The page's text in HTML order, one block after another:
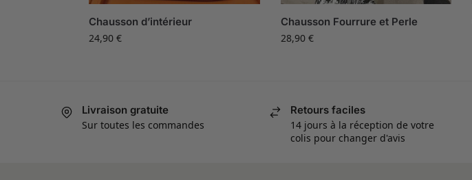
Chausson d’intérieur
24,90 €
Chausson Fourrure et Perle
28,90 €
Livraison gratuite
Sur toutes les commandes
Retours faciles
14 jours à la réception de votre
colis pour changer d'avis